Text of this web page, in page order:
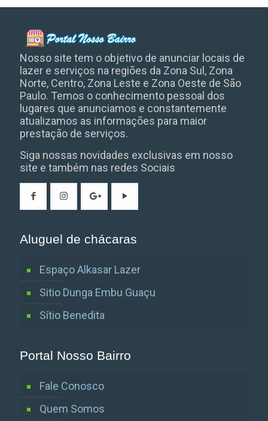
Nosso site tem o objetivo de anunciar locais de
lazer e serviços na regiões da Zona Sul, Zona
Norte, Centro, Zona Leste e Zona Oeste de São
Paulo. Temos o conhecimento pessoal dos
lugares que anunciamos e constantemente
atualizamos as informações para maior
prestação de serviços.
Siga nossas novidades exclusivas em nosso
site e também nas redes Sociais
Aluguel de chácaras
Espaço Alkasar Lazer
Sitio Dunga Embu Guaçu
Sítio Benedita
Portal Nosso Bairro
Fale Conosco
Quem Somos